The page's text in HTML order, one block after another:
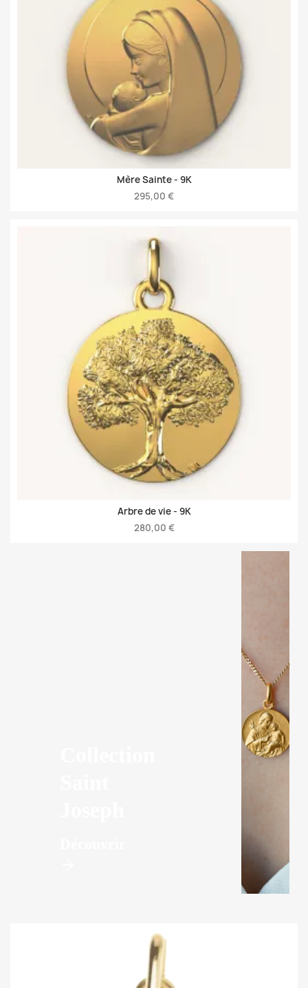
Mère Sainte - 9K
295,00 €
Arbre de vie - 9K
280,00 €